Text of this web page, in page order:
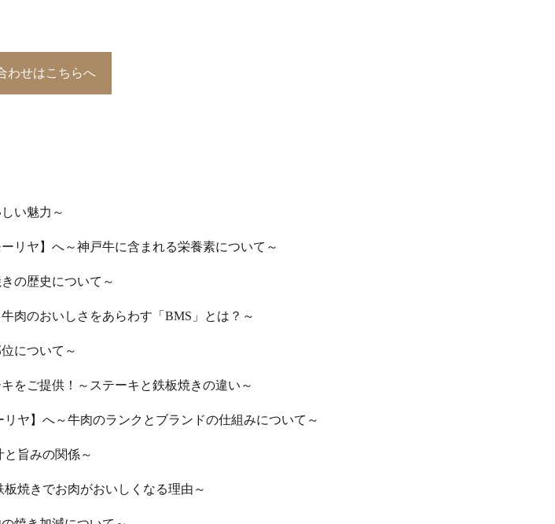
わせはこちらへ
い魅力～
リヤ】へ～神戸牛に含まれる栄養素について～
の歴史について～
肉のおいしさをあらわす「BMS」とは？～
について～
をご提供！～ステーキと鉄板焼きの違い～
ヤ】へ～牛肉のランクとブランドの仕組みについて～
旨みの関係～
焼きでお肉がおいしくなる理由～